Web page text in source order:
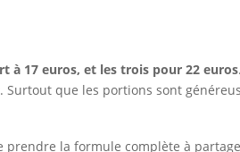
à 17 euros, et les trois pour 22 euros
que les portions sont
la formule complète à